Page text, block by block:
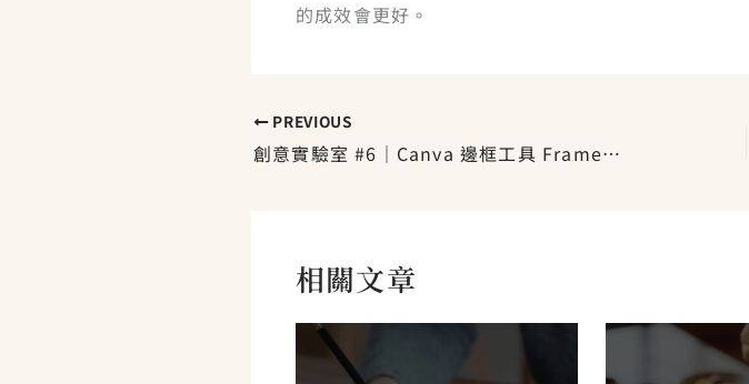
的成效會更好。
PREVIOUS
創意實驗室 #6｜Canva 邊框工具 Framespark！自動偵測輪廓做出創意邊框
相關文章